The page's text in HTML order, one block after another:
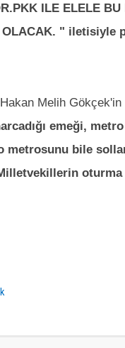
ILE ELELE BU
" iletisiyle
Melih Gökçek'in
emeği,
metrosunu bile